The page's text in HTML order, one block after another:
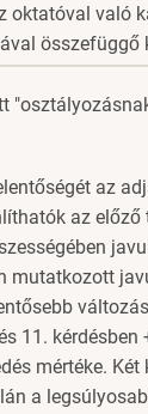
oktatóval való
összefüggő
az
az előző
mutatkozott
11. kérdésben
mértéke. Két
a